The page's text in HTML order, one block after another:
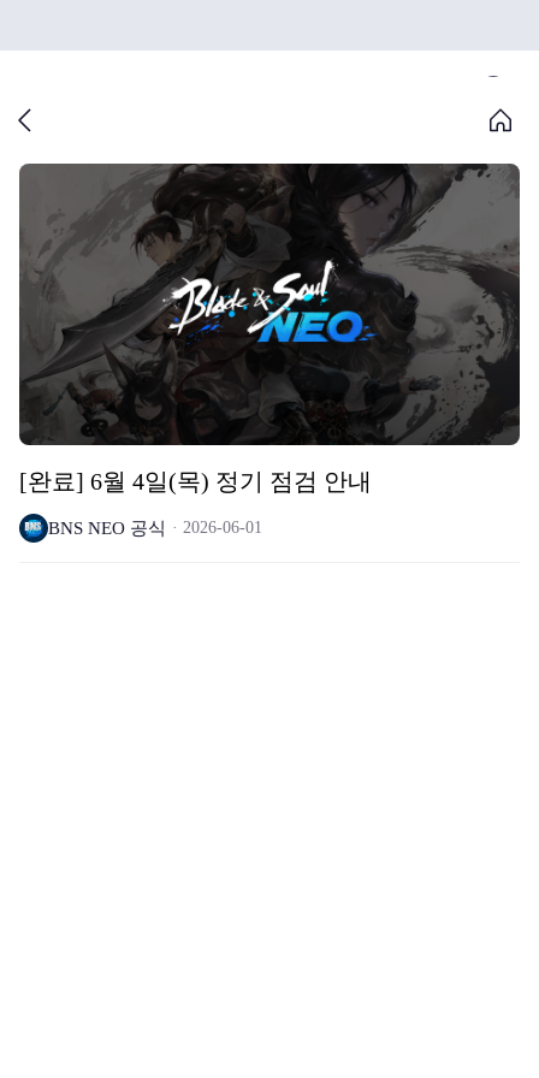
[완료] 6월 4일(목) 정기 점검 안내
BNS NEO 공식 2026-06-01